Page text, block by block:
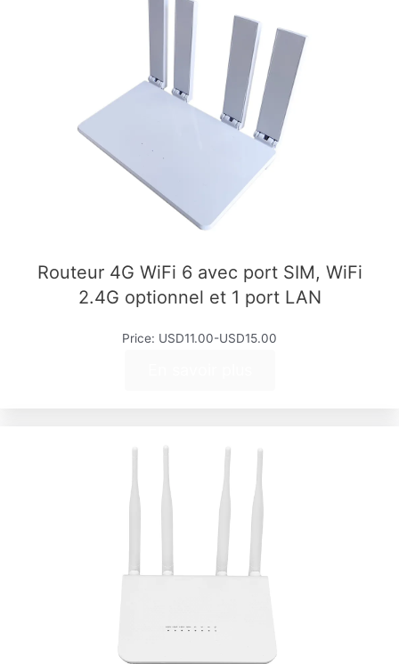
Routeur 4G WiFi 6 avec port SIM, WiFi
2.4G optionnel et 1 port LAN
Price: USD11.00-USD15.00